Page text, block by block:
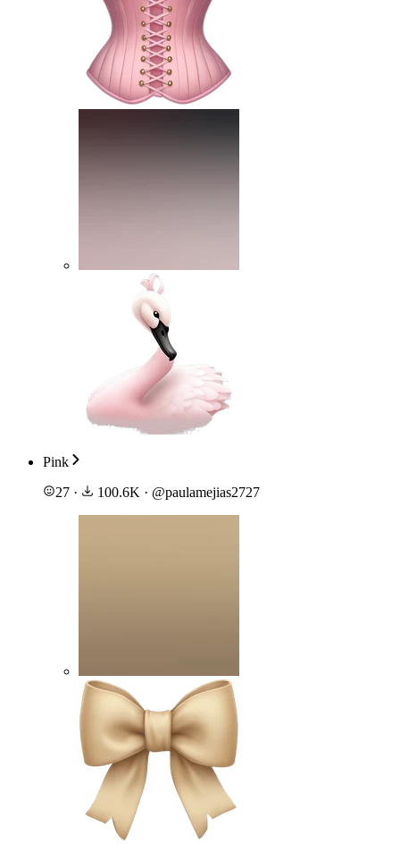
Pink
27 · 100.6K · @paulamejias2727